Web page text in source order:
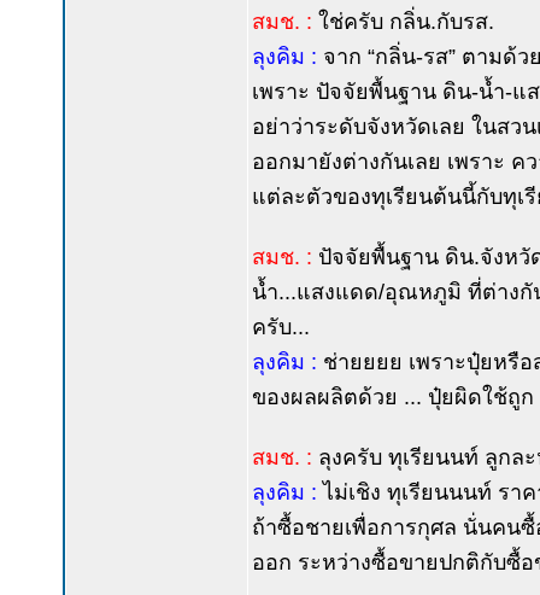
สมช. : ใช่ครับ กลิ่น.กับรส.
ลุงคิม : จาก “กลิ่น-รส” ตามด้
เพราะ ปัจจัยพื้นฐาน ดิน-น้ำ-
อย่าว่าระดับจังหวัดเลย ในส
ออกมายังต่างกันเลย เพราะ
แต่ละตัวของทุเรียนต้นนี้กับทุเ
สมช. : ปัจจัยพื้นฐาน ดิน.จังห
น้ำ...แสงแดด/อุณหภูมิ ที่ต่างกั
ครับ...
ลุงคิม : ช่ายยยย เพราะปุ๋ยหรื
ของผลผลิตด้วย ... ปุ๋ยผิดใช้ถูก
สมช. : ลุงครับ ทุเรียนนท์ ลูกล
ลุงคิม : ไม่เชิง ทุเรียนนนท์ รา
ถ้าซื้อชายเพื่อการกุศล นั่นคน
ออก ระหว่างซื้อขายปกติกับซื้